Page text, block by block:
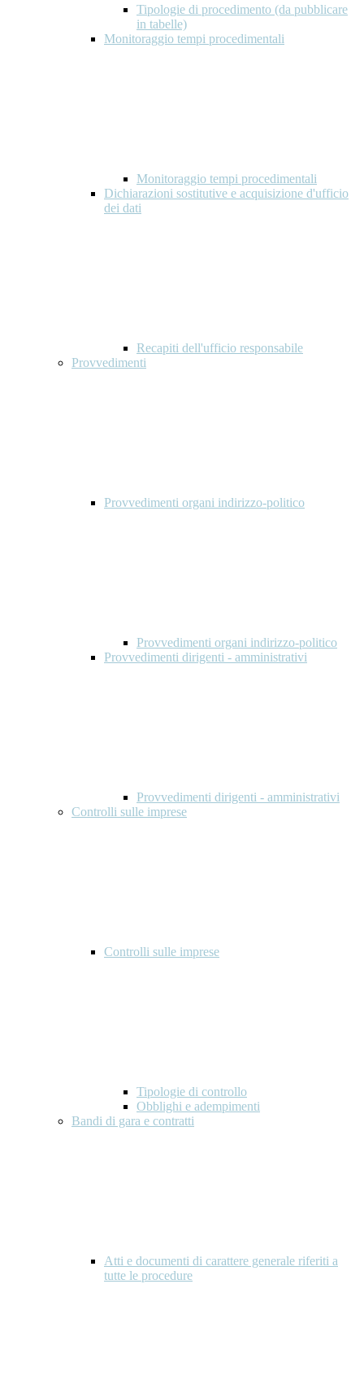
Tipologie di procedimento (da pubblicare
in tabelle)
Monitoraggio tempi procedimentali
Monitoraggio tempi procedimentali
Dichiarazioni sostitutive e acquisizione d'ufficio
dei dati
Recapiti dell'ufficio responsabile
Provvedimenti
Provvedimenti organi indirizzo-politico
Provvedimenti organi indirizzo-politico
Provvedimenti dirigenti - amministrativi
Provvedimenti dirigenti - amministrativi
Controlli sulle imprese
Controlli sulle imprese
Tipologie di controllo
Obblighi e adempimenti
Bandi di gara e contratti
Atti e documenti di carattere generale riferiti a
tutte le procedure